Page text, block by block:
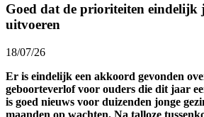
Goed dat de prioriteiten eindelijk
uitvoeren
18/07/26
Er is eindelijk een akkoord gevonden
geboorteverlof voor ouders die dit jaar
is goed nieuws voor duizenden jonge
maanden op wachten. Na talloze